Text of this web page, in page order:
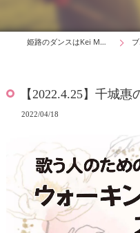
姫路のダンスはKei Music Street ブログ
【2022.4.25】千城
2022/04/18